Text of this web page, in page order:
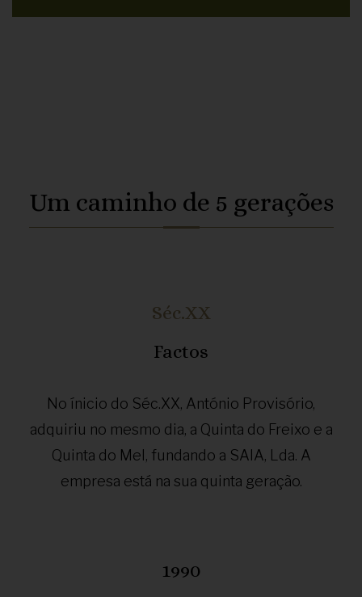
Um caminho de 5 gerações
Séc.XX
Factos
No ínicio do Séc.XX, António Provisório,
adquiriu no mesmo dia, a Quinta do Freixo e a
Quinta do Mel, fundando a SAIA, Lda. A
empresa está na sua quinta geração.
1990